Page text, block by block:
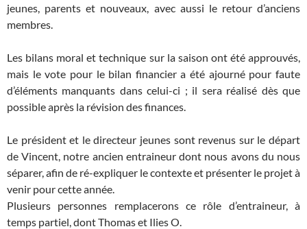
jeunes, parents et nouveaux, avec aussi le retour d’anciens
membres.
Les bilans moral et technique sur la saison ont été approuvés,
mais le vote pour le bilan financier a été ajourné pour faute
d’éléments manquants dans celui-ci ; il sera réalisé dès que
possible après la révision des finances.
Le président et le directeur jeunes sont revenus sur le départ
de Vincent, notre ancien entraineur dont nous avons du nous
séparer, afin de ré-expliquer le contexte et présenter le projet à
venir pour cette année.
Plusieurs personnes remplacerons ce rôle d’entraineur, à
temps partiel, dont Thomas et Ilies O.